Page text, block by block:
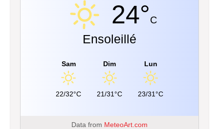
24°C
Ensoleillé
Sam
22/32°C
Dim
21/31°C
Lun
23/31°C
Data from MeteoArt.com